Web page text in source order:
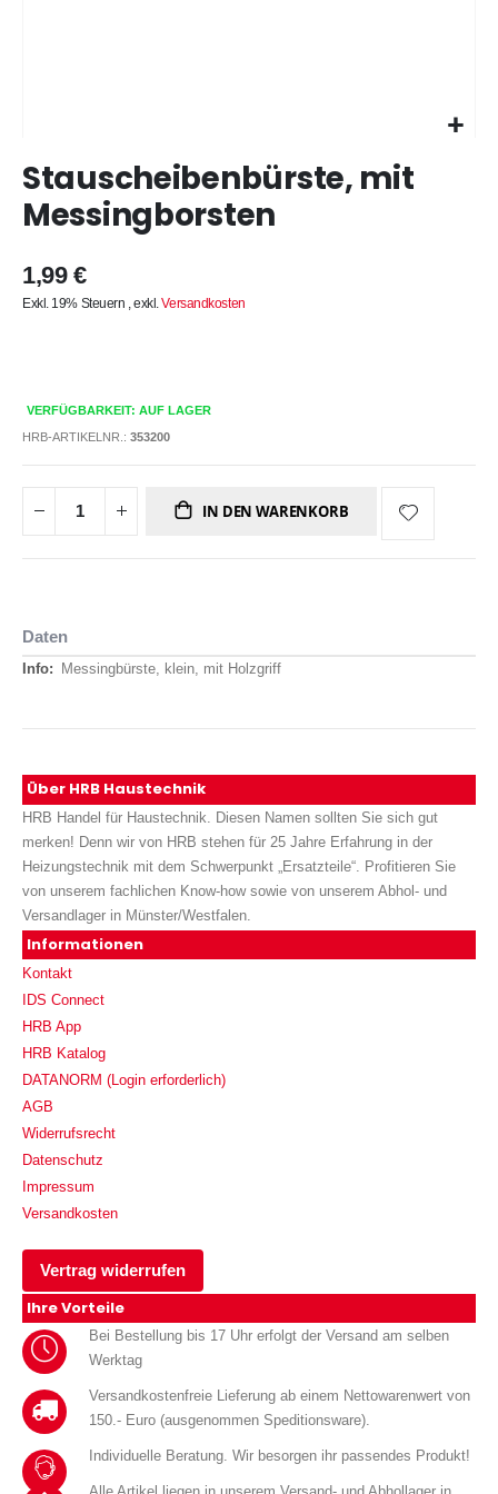
Anfang
Bildergalerie
Stauscheibenbürste, mit
Messingborsten
1,99 €
Exkl. 19% Steuern ,exkl.Versandkosten
VERFÜGBARKEIT: AUF LAGER
HRB-ARTIKELNR.: 353200
IN DEN WARENKORB
Daten
Daten Messingbürste, klein, mit Holzgriff
Über HRB Haustechnik
HRB Handel für Haustechnik. Diesen Namen sollten Sie sich gut
merken! Denn wir von HRB stehen für 25 Jahre Erfahrung in der
Heizungstechnik mit dem Schwerpunkt „Ersatzteile“. Profitieren Sie
von unserem fachlichen Know-how sowie von unserem Abhol- und
Versandlager in Münster/Westfalen.
Informationen
Kontakt
IDS Connect
HRB App
HRB Katalog
DATANORM (Login erforderlich)
AGB
Widerrufsrecht
Datenschutz
Impressum
Versandkosten
Vertrag widerrufen
Ihre Vorteile
Bei Bestellung bis 17 Uhr erfolgt der Versand am selben
Werktag
Versandkostenfreie Lieferung ab einem Nettowarenwert von
150.- Euro (ausgenommen Speditionsware).
Individuelle Beratung. Wir besorgen ihr passendes Produkt!